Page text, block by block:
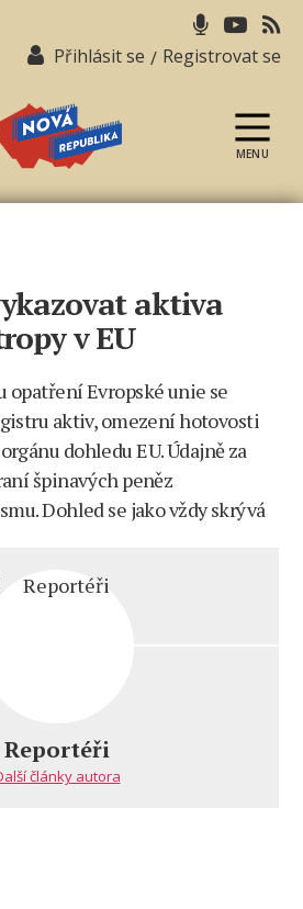
Přihlásit se / Registrovat se
republika
MENU
aktiva
v EU
opatření Evropské unie se
aktiv, omezení hotovosti
dohledu EU. Údajně za
špinavých peněz
Dohled se jako vždy skrývá
Reportéři
články autora